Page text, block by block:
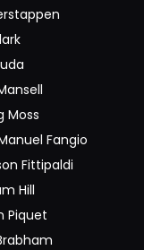
Moss
Fangio
Fittipaldi
Hill
Piquet